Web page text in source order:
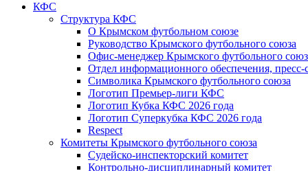
КФС
Структура КФС
О Крымском футбольном союзе
Руководство Крымского футбольного союза
Офис-менеджер Крымского футбольного
Отдел информационного обеспечения, пресс-
Символика Крымского футбольного союза
Логотип Премьер-лиги КФС
Логотип Кубка КФС 2026 года
Логотип Суперкубка КФС 2026 года
Respect
Комитеты Крымского футбольного союза
Судейско-инспекторский комитет
Контрольно-дисциплинарный комитет